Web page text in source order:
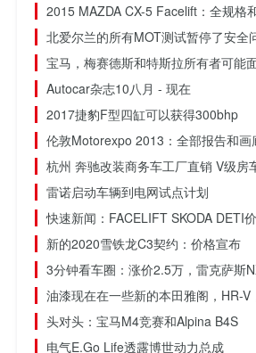
2015 MAZDA CX-5 Facelift：全规格
北爱尔兰的所有MOT测试暂停了安全
宝马，梅赛德斯和特斯拉所有者可能
Autocar杂志10八月 - 现在
2017捷豹F型四缸可以获得300bhp
伦敦Motorexpo 2013：全部报告和画
杭州 奔驰改装商务车工厂直销 V级房
雷诺启动车辆到电网试点计划
快速新闻：FACELIFT SKODA DETI
新的2020雪铁龙C3契约：价格宣布
3分钟看车圈：涨价2.5万，雷克萨斯
油漆现在在一些新的本田雅阁，HR-
头对头：宝马M4竞赛和Alpina B4S
电气E.Go Life透露博世动力总成